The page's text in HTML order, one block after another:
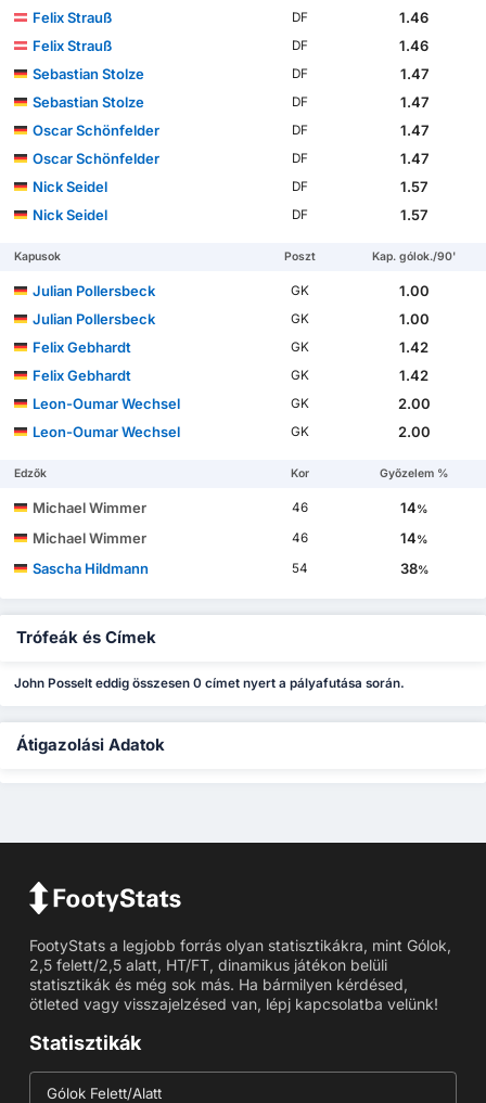
Felix Strauß
DF
1.46
Felix Strauß
DF
1.46
Sebastian Stolze
DF
1.47
Sebastian Stolze
DF
1.47
Oscar Schönfelder
DF
1.47
Oscar Schönfelder
DF
1.47
Nick Seidel
DF
1.57
Nick Seidel
DF 1.57
Kapusok Poszt Kap. gólok./90'
Julian Pollersbeck GK
1.00
Julian Pollersbeck
GK
1.00
Felix Gebhardt
GK
1.42
Felix Gebhardt
GK
1.42
Leon-Oumar Wechsel
GK
2.00
Leon-Oumar Wechsel
GK 2.00
Edzők Kor Győzelem %
Michael Wimmer 46 14%
Michael Wimmer 46 14%
Sascha Hildmann 54 38%
Trófeák és Címek
John Posselt eddig összesen 0 címet nyert a pályafutása során.
Átigazolási Adatok
FootyStats a legjobb forrás olyan statisztikákra, mint Gólok,
2,5 felett/2,5 alatt, HT/FT, dinamikus játékon belüli
statisztikák és még sok más. Ha bármilyen kérdésed,
ötleted vagy visszajelzésed van, lépj kapcsolatba velünk!
Statisztikák
Gólok Felett/Alatt